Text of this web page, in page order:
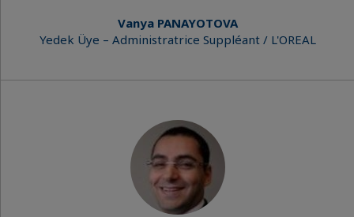
Vanya PANAYOTOVA
Yedek Üye – Administratrice Suppléant / L'OREAL